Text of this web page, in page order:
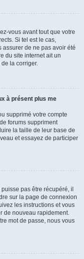
vous avant tout que votre
Si tel est le cas,
assurer de ne pas avoir été
du site internet ait un
la corriger.
à présent plus me
supprimé votre compte
forums suppriment
la taille de leur base de
et essayez de participer
pas être récupéré, il
sur la page de connexion
les instructions et vous
de nouveau rapidement.
mot de passe, nous vous